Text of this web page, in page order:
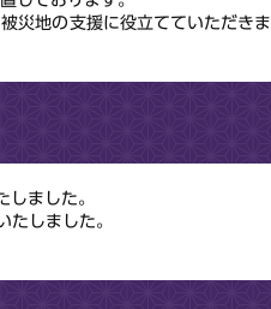
災地の支援に役立てていただきま
しました。
たしました。